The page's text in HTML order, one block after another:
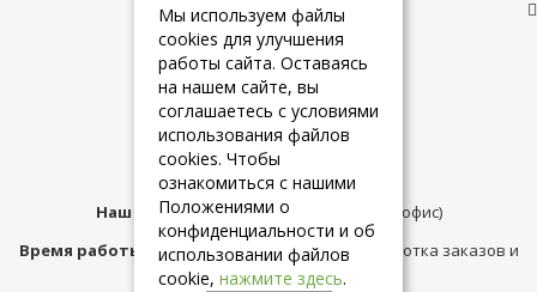
Полезные ссылки
+7 (925) 084-10-60
Наш адрес:Москва,ул.Плещеева д.12 (офис)
Время работы магазина:с 10:00 до 21:00 (обработка заказов и
консультация)
Мы используем файлы
cookies для улучшения
работы сайта. Оставаясь
на нашем сайте, вы
соглашаетесь с условиями
использования файлов
cookies. Чтобы
ознакомиться с нашими
Положениями о
конфиденциальности и об
использовании файлов
cookie, нажмите здесь.